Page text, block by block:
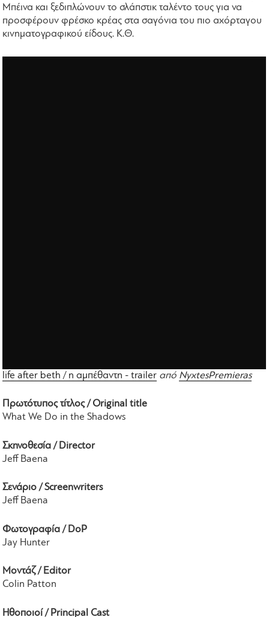
Μπέινα και ξεδιπλώνουν το σλάπστικ ταλέντο τους για να
προσφέρουν φρέσκο κρέας στα σαγόνια του πιο αχόρταγου
κινηματογραφικού είδους. Κ.Θ.
life after beth / η αμπέθαντη - trailer από NyxtesPremieras
Πρωτότυπος τίτλος / Original title
What We Do in the Shadows
Σκηνοθεσία / Director
Jeff Baena
Σενάριο / Screenwriters
Jeff Baena
Φωτογραφία / DoP
Jay Hunter
Μοντάζ / Editor
Colin Patton
Ηθοποιοί / Principal Cast